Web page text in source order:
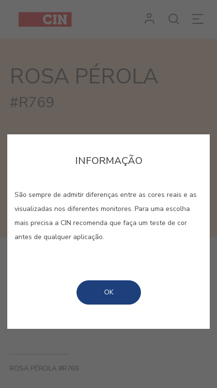
Cor
Rosa
ROSA PÉROLA
#R769
ROSA PÉROLA #R769
INFORMAÇÃO
São sempre de admitir diferenças entre as cores reais e as
visualizadas nos diferentes monitores. Para uma escolha
mais precisa a CIN recomenda que faça um teste de cor
antes de qualquer aplicação.
OK